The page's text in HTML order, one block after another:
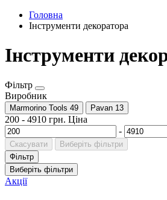
Головна
Інструменти декоратора
Інструменти
Фільтр
Виробник
Marmorino Tools 49 Pavan 13
200 - 4910 грн. Ціна
-
Скасувати
Виберіть фільтри
Фільтр
Виберіть фільтри
Акції